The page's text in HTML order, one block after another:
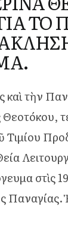
ΤΟ
καὶ τὴν
στὶς
Παναγίας.